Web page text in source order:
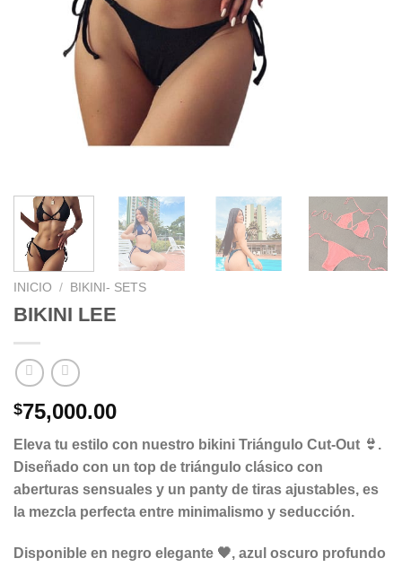
INICIO / BIKINI- SETS
BIKINI LEE
$75,000.00
Eleva tu estilo con nuestro bikini Triángulo Cut-Out 👙.
Diseñado con un top de triángulo clásico con
aberturas sensuales y un panty de tiras ajustables, es
la mezcla perfecta entre minimalismo y seducción.
Disponible en negro elegante 🖤, azul oscuro profundo